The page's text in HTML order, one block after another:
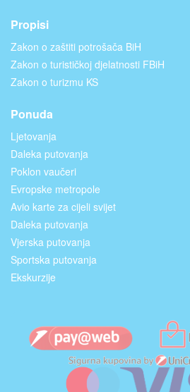
Propisi
Zakon o zaštiti potrošača BiH
Zakon o turističkoj djelatnosti FBiH
Zakon o turizmu KS
Ponuda
Ljetovanja
Daleka putovanja
Poklon vaučeri
Evropske metropole
Avio karte za cijeli svijet
Daleka putovanja
Vjerska putovanja
Sportska putovanja
Ekskurzije